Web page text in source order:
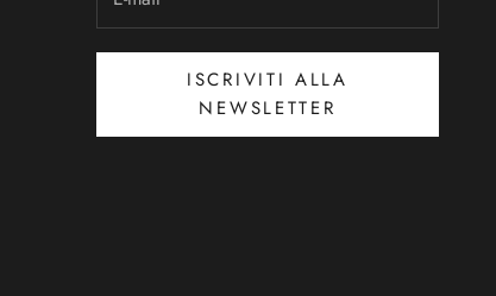
ISCRIVITI ALLA
NEWSLETTER